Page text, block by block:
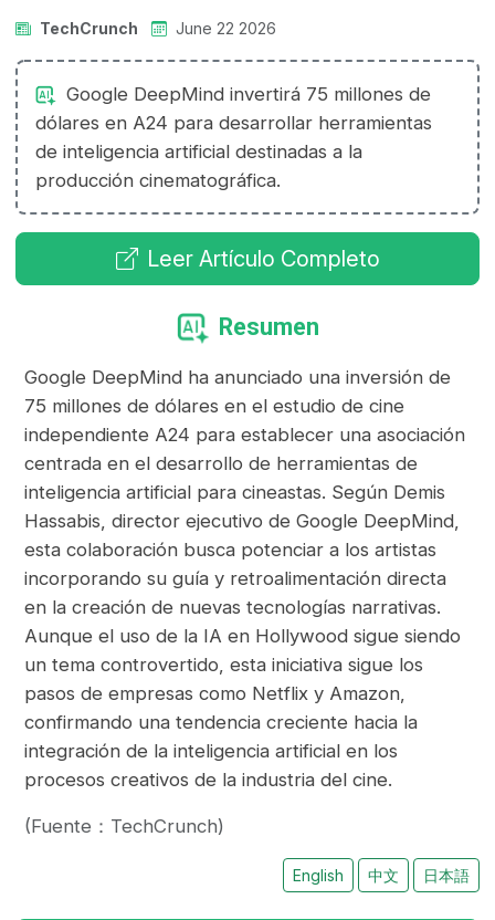
TechCrunch June 22 2026
Google DeepMind invertirá 75 millones de
dólares en A24 para desarrollar herramientas
de inteligencia artificial destinadas a la
producción cinematográfica.
Leer Artículo Completo
Resumen
Google DeepMind ha anunciado una inversión de
75 millones de dólares en el estudio de cine
independiente A24 para establecer una asociación
centrada en el desarrollo de herramientas de
inteligencia artificial para cineastas. Según Demis
Hassabis, director ejecutivo de Google DeepMind,
esta colaboración busca potenciar a los artistas
incorporando su guía y retroalimentación directa
en la creación de nuevas tecnologías narrativas.
Aunque el uso de la IA en Hollywood sigue siendo
un tema controvertido, esta iniciativa sigue los
pasos de empresas como Netflix y Amazon,
confirmando una tendencia creciente hacia la
integración de la inteligencia artificial en los
procesos creativos de la industria del cine.
(Fuente：TechCrunch)
English 中文 日本語